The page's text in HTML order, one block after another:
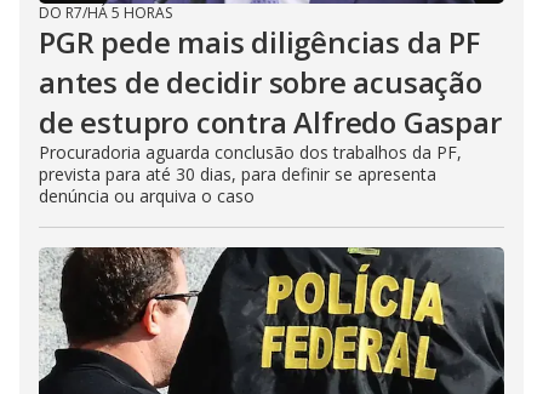
DO R7/HÁ 5 HORAS
PGR pede mais diligências da PF
antes de decidir sobre acusação
de estupro contra Alfredo Gaspar
Procuradoria aguarda conclusão dos trabalhos da PF,
prevista para até 30 dias, para definir se apresenta
denúncia ou arquiva o caso